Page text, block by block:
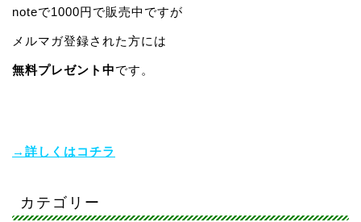
noteで1000円で販売中ですが
メルマガ登録された方には
無料プレゼント中です。
→詳しくはコチラ
カテゴリー